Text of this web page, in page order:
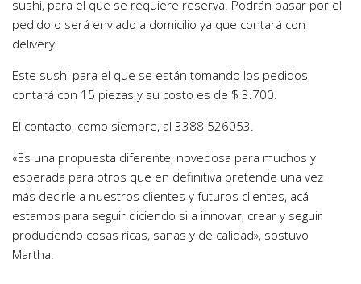
sushi, para el que se requiere reserva. Podrán pasar por el
pedido o será enviado a domicilio ya que contará con
delivery.
Este sushi para el que se están tomando los pedidos
contará con 15 piezas y su costo es de $ 3.700.
El contacto, como siempre, al 3388 526053.
«Es una propuesta diferente, novedosa para muchos y
esperada para otros que en definitiva pretende una vez
más decirle a nuestros clientes y futuros clientes, acá
estamos para seguir diciendo si a innovar, crear y seguir
produciendo cosas ricas, sanas y de calidad», sostuvo
Martha.